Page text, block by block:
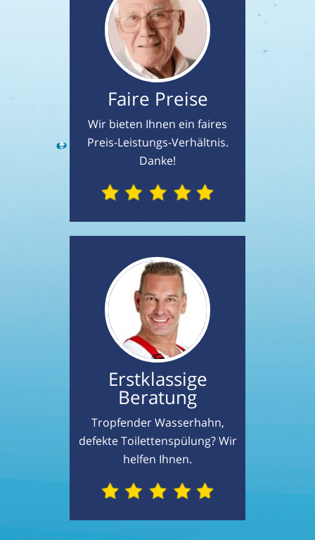
Faire Preise
Wir bieten Ihnen ein faires
Preis-Leistungs-Verhältnis.
Danke!
Erstklassige
Beratung
Tropfender Wasserhahn,
defekte Toilettenspülung? Wir
helfen Ihnen.